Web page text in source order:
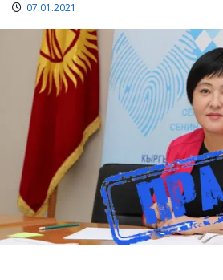
07.01.2021